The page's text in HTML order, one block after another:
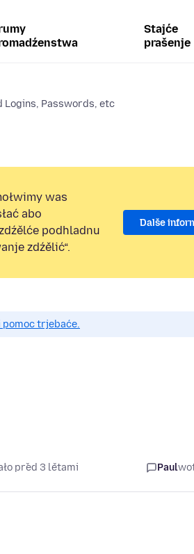
Stajće
prašenje
Logins, Passwords, etc
was
abo
podhladnu
zdźělić“.
Dalše
pomoc trjebaće.
před 3 lětami Paul